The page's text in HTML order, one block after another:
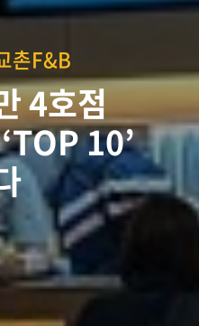
촌F&B
4호점
10’